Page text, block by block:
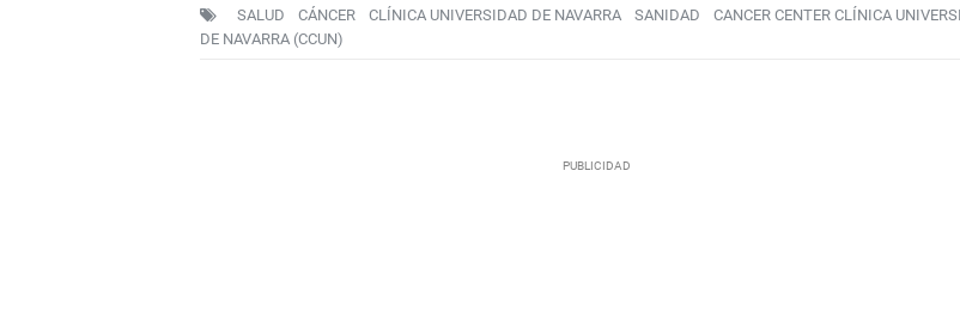
SALUD CÁNCER CLÍNICA UNIVERSIDAD DE NAVARRA SANIDAD
CANCER CENTER CLÍNICA
DE NAVARRA (CCUN)